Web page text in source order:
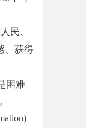
民、
、获得
困难